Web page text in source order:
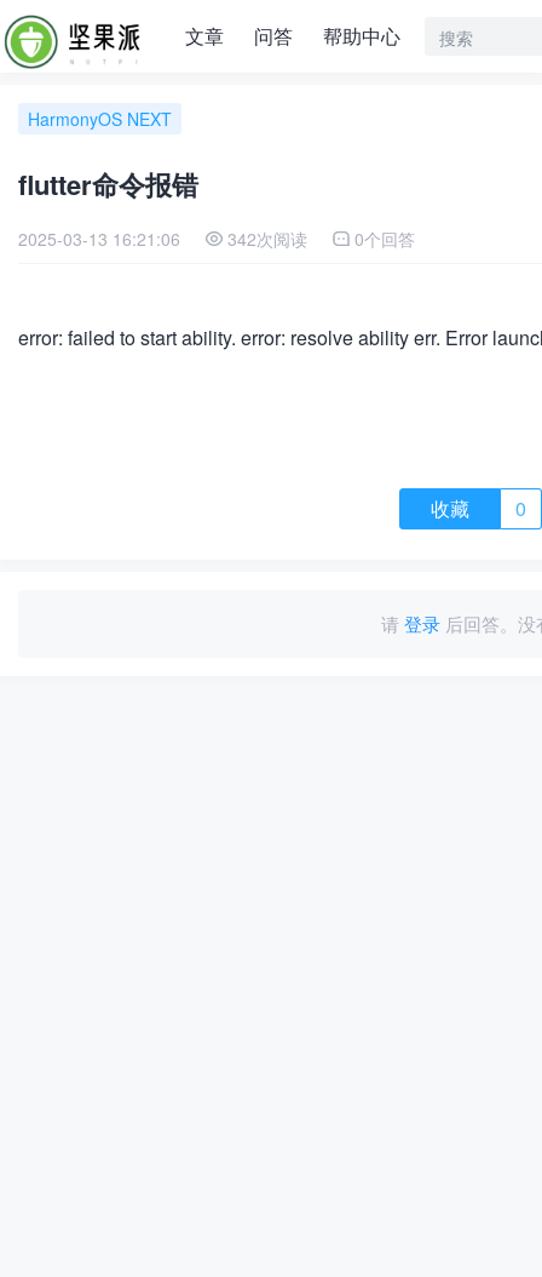
文章 问答 帮助中心
HarmonyOS NEXT
flutter命令报错
2025-03-13 16:21:06 342次阅读 0个回答
error: failed to start ability. error: resolve ability err. Error
收藏 0
请登录后回答。没